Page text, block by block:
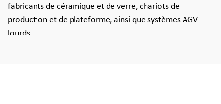
fabricants de céramique et de verre, chariots de
production et de plateforme, ainsi que systèmes AGV
lourds.